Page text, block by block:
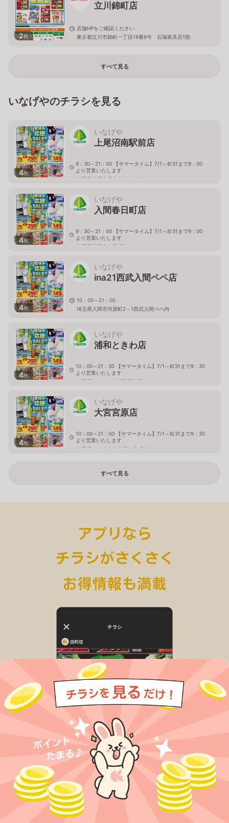
2枚
立川錦町店
店舗HPをご確認ください
東京都立川市錦町一丁目18番6号 石塚家具店1階
すべて見る
いなげやのチラシを見る
4枚
いなげや
上尾沼南駅前店
9：30～21：00 【サマータイム】7/1～8/31まで9：00
より営業いたします
埼玉県上尾市原市中1－1－8
4枚
いなげや
入間春日町店
9：30～21：00 【サマータイム】7/1～8/31まで9：00
より営業いたします
埼玉県入間市春日町1－4－15
4枚
いなげや
ina21西武入間ペペ店
10：00～21：00
埼玉県入間市河原町2－1西武入間ペペ内
4枚
いなげや
浦和ときわ店
10：00～21：30 【サマータイム】7/1～8/31まで9：30
より営業いたします
埼玉県さいたま市浦和区常盤5－1－3
4枚
いなげや
大宮宮原店
10：00～21：00 【サマータイム】7/1～8/31まで9：30
より営業いたします
埼玉県さいたま市北区奈良町106－1
すべて見る